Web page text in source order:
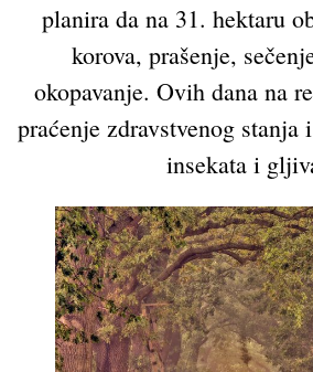
planira da na 31. hektaru
korova, prašenje,
okopavanje. Ovih dana na
praćenje zdravstvenog stanja
insekata i